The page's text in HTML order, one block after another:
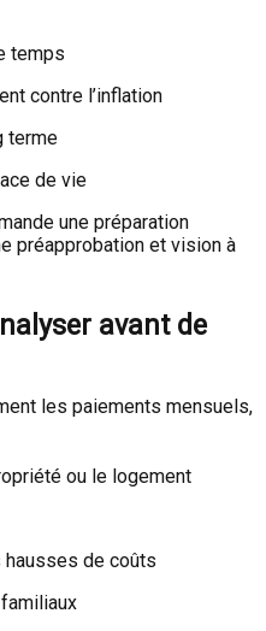
temps
contre l’inflation
terme
de vie
une préparation
préapprobation et vision à
avant de
les paiements mensuels,
ou le logement
hausses de coûts